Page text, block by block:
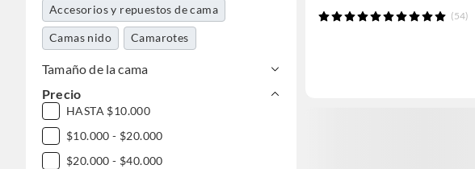
Accesorios y repuestos de cama
Camas nido Camarotes
Cama plegable
Tamaño de la cama
Precio
HASTA $10.000
$10.000 - $20.000
$20.000 - $40.000
(54)